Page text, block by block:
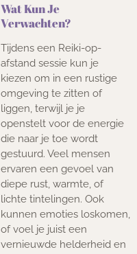
Wat Kun Je
Verwachten?
Tijdens een Reiki-op-
afstand sessie kun je
kiezen om in een rustige
omgeving te zitten of
liggen, terwijl je je
openstelt voor de energie
die naar je toe wordt
gestuurd. Veel mensen
ervaren een gevoel van
diepe rust, warmte, of
lichte tintelingen. Ook
kunnen emoties loskomen,
of voel je juist een
vernieuwde helderheid en